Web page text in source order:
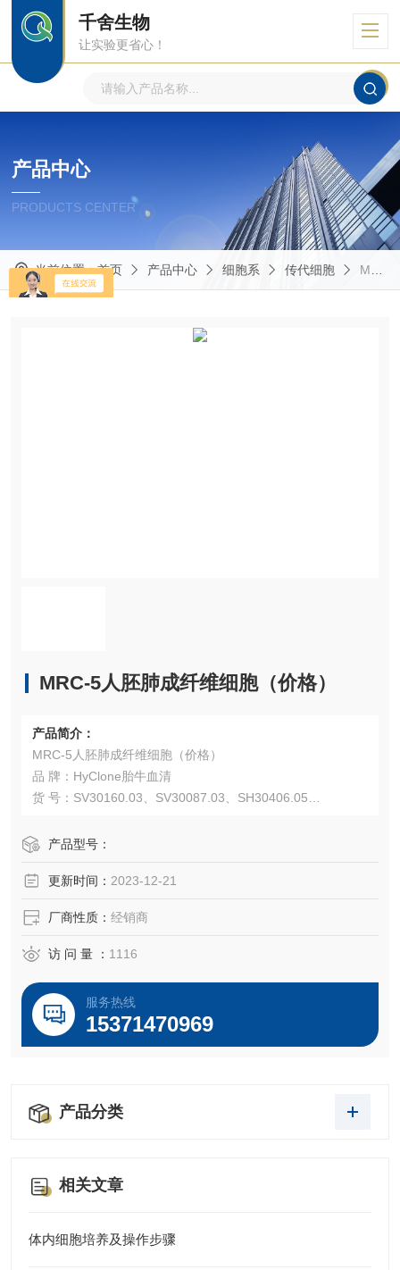
千舍生物
让实验更省心！
产品中心
PRODUCTS CENTER
当前位置：首页 产品中心 细胞系 传代细胞 MRC-5人胚肺成纤维细胞（价格）
MRC-5人胚肺成纤维细胞（价格）
产品简介：
MRC-5人胚肺成纤维细胞（价格）
品 牌：HyClone胎牛血清
货 号：SV30160.03、SV30087.03、SH30406.05
温馨提示：本产品仅限于非临床科研用途。
1.干冰全程运输，保证您的使用！
产品型号：
更新时间： 2023-12-21
厂商性质： 经销商
访 问 量 ： 1116
服务热线
15371470969
产品分类
相关文章
体内细胞培养及操作步骤